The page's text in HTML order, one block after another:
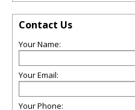
Contact Us
Your Name:
Your Email:
Your Phone: